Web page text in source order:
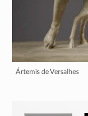
Ártemis de Versalhes